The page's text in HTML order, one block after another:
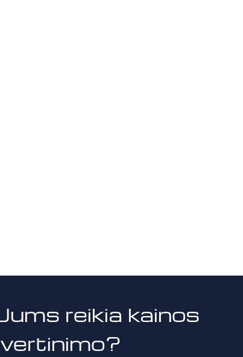
reikia kainos